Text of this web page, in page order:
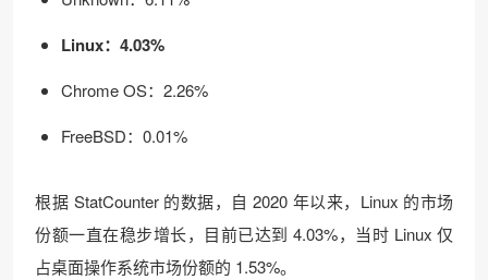
Linux：4.03%
Chrome OS：2.26%
FreeBSD：0.01%
根据 StatCounter 的数据，自 2020 年以来，Linux 的市场
份额一直在稳步增长，目前已达到 4.03%，当时 Linux 仅
占桌面操作系统市场份额的 1.53%。